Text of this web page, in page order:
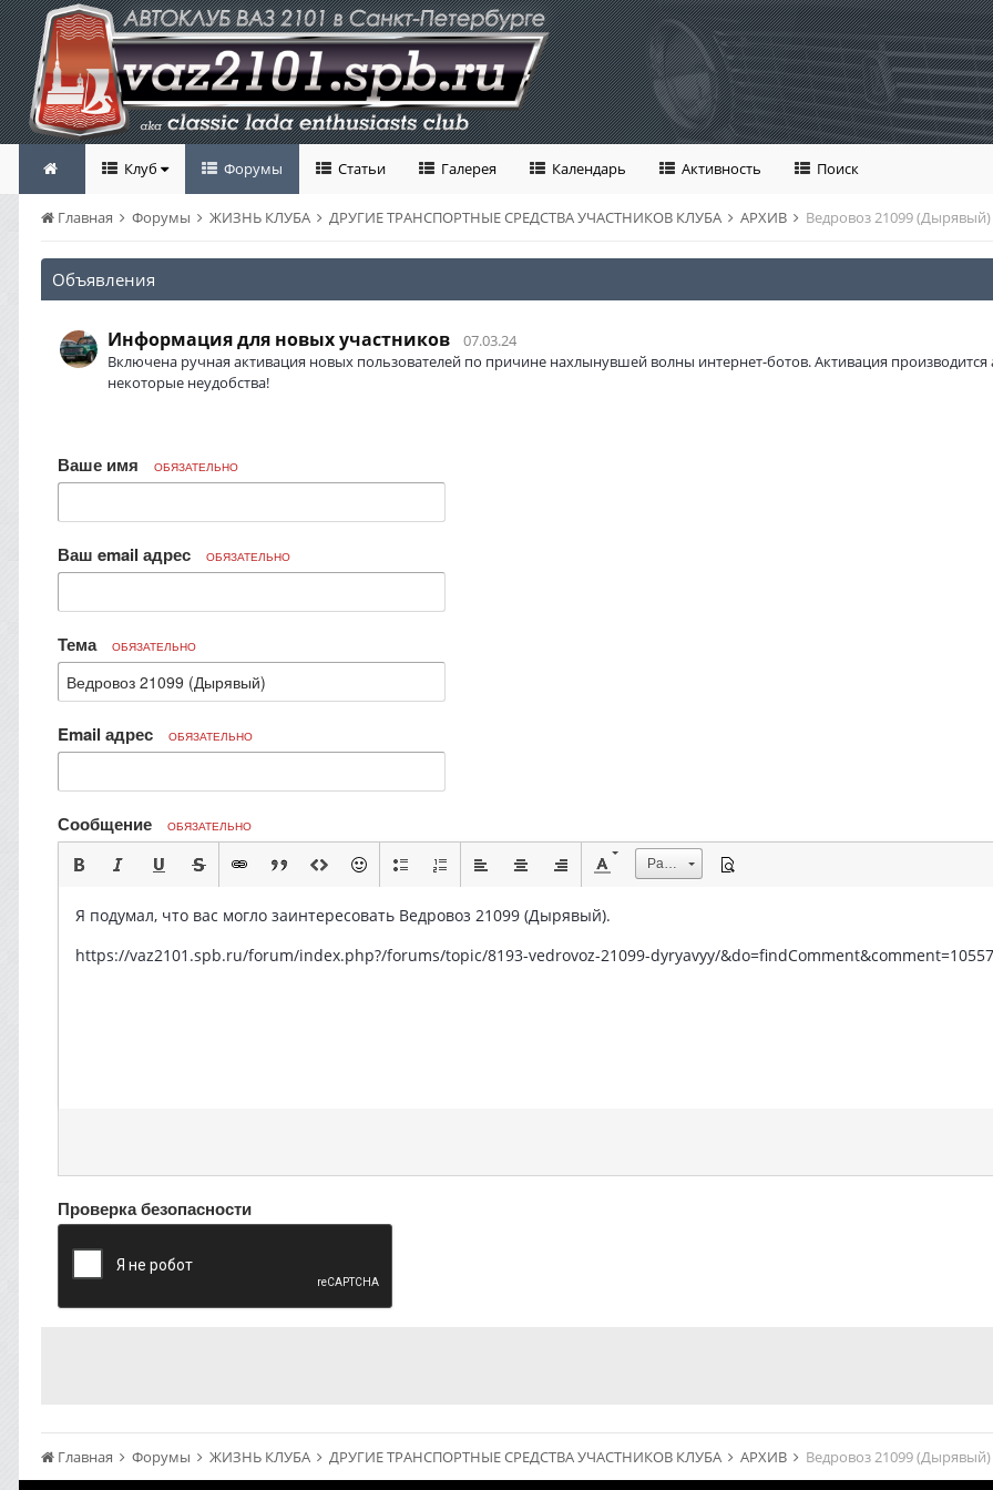
Клуб Форумы Статьи Галерея Календарь Активность Поиск
Главная Форумы ЖИЗНЬ КЛУБА ДРУГИЕ ТРАНСПОРТНЫЕ СРЕДСТВА УЧАСТНИКОВ КЛУБА АРХИВ Ведровоз 21099 (Дырявый)
Объявления
Информация для новых участников
07.03.24
Включена ручная активация новых пользователей по причине нахлынувшей волны интернет-ботов. Активация
некоторые неудобства!
Ваше имя ОБЯЗАТЕЛЬНО
Ваш email адрес ОБЯЗАТЕЛЬНО
Тема ОБЯЗАТЕЛЬНО
Email адрес ОБЯЗАТЕЛЬНО
Сообщение ОБЯЗАТЕЛЬНО
Размер
Я подумал, что вас могло заинтересовать Ведровоз 21099 (Дырявый).
https://vaz2101.spb.ru/forum/index.php?/forums/topic/8193-vedrovoz-21099-dyryavyy/
Проверка безопасности
Главная Форумы ЖИЗНЬ КЛУБА ДРУГИЕ ТРАНСПОРТНЫЕ СРЕДСТВА УЧАСТНИКОВ КЛУБА АРХИВ Ведровоз 21099 (Дырявый)